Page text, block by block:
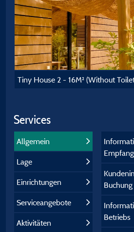
Tiny House 2 - 16M² (Without
Services
Allgemein
Lage
Einrichtungen
Serviceangebote
Aktivitäten
Empfang
Buchung
Betriebs